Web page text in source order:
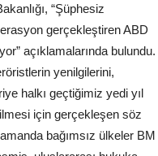
“Şüphesiz
gerçekleştiren ABD
açıklamalarında bulundu.
yenilgilerini,
halkı geçtiğimiz yedi yıl
için gerçekleşen söz
bağımsız ülkeler BM